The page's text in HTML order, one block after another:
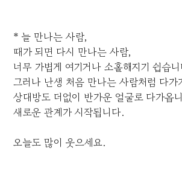
* 늘 만나는 사람,
때가 되면 다시 만나는 사람,
너무 가볍게 여기거나 소홀해지기 쉽습
그러나 난생 처음 만나는 사람처럼 다가
상대방도 더없이 반가운 얼굴로 다가옵
새로운 관계가 시작됩니다.
오늘도 많이 웃으세요.